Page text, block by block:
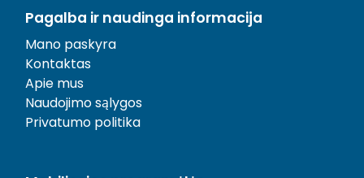
Pagalba ir naudinga informacija
Mano paskyra
Kontaktas
Apie mus
Naudojimo sąlygos
Privatumo politika